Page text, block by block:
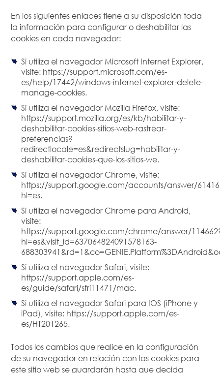
En los siguientes enlaces tiene a su disposición toda
la información para configurar o deshabilitar las
cookies en cada navegador:
Si utiliza el navegador Microsoft Internet Explorer,
visite: https://support.microsoft.com/es-
es/help/17442/windows-internet-explorer-delete-
manage-cookies.
Si utiliza el navegador Mozilla Firefox, visite:
https://support.mozilla.org/es/kb/habilitar-y-
deshabilitar-cookies-sitios-web-rastrear-
preferencias?
redirectlocale=es&redirectslug=habilitar-y-
deshabilitar-cookies-que-los-sitios-we.
Si utiliza el navegador Chrome, visite:
https://support.google.com/accounts/answer/
hl=es.
Si utiliza el navegador Chrome para Android,
visite:
https://support.google.com/chrome/answer/
hl=es&visit_id=637064824091578163-
Si utiliza el navegador Safari, visite:
https://support.apple.com/es-
es/guide/safari/sfri11471/mac.
Si utiliza el navegador Safari para IOS (iPhone y
iPad), visite: https://support.apple.com/es-
es/HT201265.
Todos los cambios que realice en la configuración
de su navegador en relación con las cookies para
este sitio web se guardarán hasta que decida